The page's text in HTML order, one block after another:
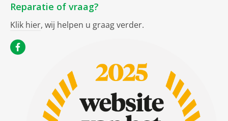
Reparatie of vraag?
Klik hier, wij helpen u graag verder.